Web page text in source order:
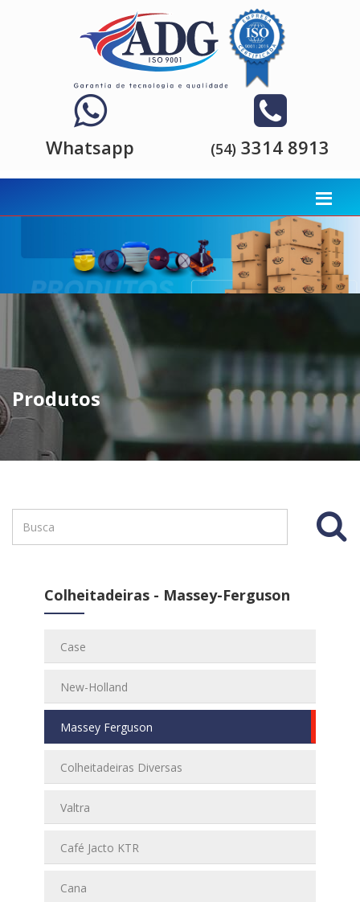
Whatsapp (54) 3314 8913
Produtos
Colheitadeiras - Massey-Ferguson
Case
New-Holland
Massey Ferguson
Colheitadeiras Diversas
Valtra
Café Jacto KTR
Cana